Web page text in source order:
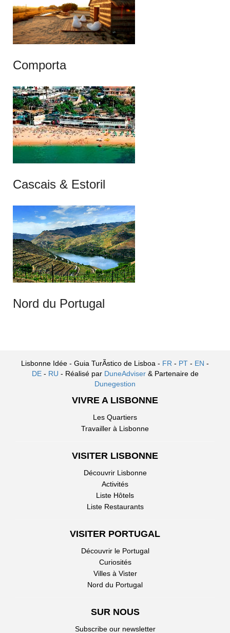
Comporta
Cascais & Estoril
Nord du Portugal
Lisbonne Idée - Guia TurÃ­stico de Lisboa - FR - PT - EN -
DE- RU - Réalisé par DuneAdviser & Partenaire de
Dunegestion
VIVRE A LISBONNE
Les Quartiers
Travailler à Lisbonne
VISITER LISBONNE
Découvrir Lisbonne
Activités
Liste Hôtels
Liste Restaurants
VISITER PORTUGAL
Découvrir le Portugal
Curiosités
Villes à Vister
Nord du Portugal
SUR NOUS
Subscribe our newsletter